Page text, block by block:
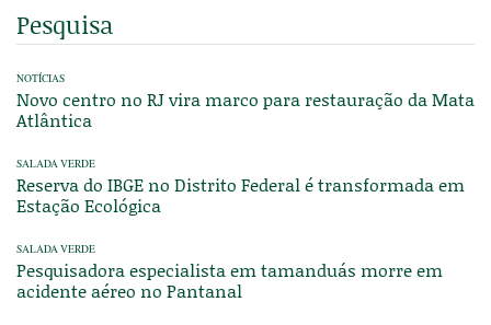
Pesquisa
NOTÍCIAS
Novo centro no RJ vira marco para restauração da Mata
Atlântica
SALADA VERDE
Reserva do IBGE no Distrito Federal é transformada em
Estação Ecológica
SALADA VERDE
Pesquisadora especialista em tamanduás morre em
acidente aéreo no Pantanal